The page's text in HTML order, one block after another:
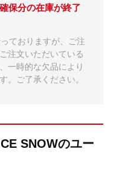
保分の在庫が終了
ておりますが、ご注
注文いただいている
一時的な欠品により
。ご了承ください。
SNOWのユー